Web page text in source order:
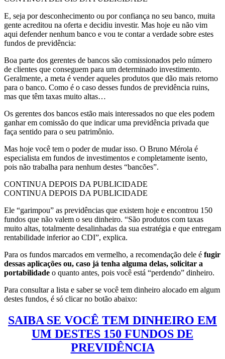
E, seja por desconhecimento ou por confiança no seu banco, muita
gente acreditou na oferta e decidiu investir. Mas hoje eu não vim
aqui defender nenhum banco e vou te contar a verdade sobre estes
fundos de previdência:
Boa parte dos gerentes de bancos são comissionados pelo número
de clientes que conseguem para um determinado investimento.
Geralmente, a meta é vender aqueles produtos que dão mais retorno
para o banco. Como é o caso desses fundos de previdência ruins,
mas que têm taxas muito altas…
Os gerentes dos bancos estão mais interessados no que eles podem
ganhar em comissão do que indicar uma previdência privada que
faça sentido para o seu patrimônio.
Mas hoje você tem o poder de mudar isso. O Bruno Mérola é
especialista em fundos de investimentos e completamente isento,
pois não trabalha para nenhum destes “bancões”.
CONTINUA DEPOIS DA PUBLICIDADE
CONTINUA DEPOIS DA PUBLICIDADE
Ele “garimpou” as previdências que existem hoje e encontrou 150
fundos que não valem o seu dinheiro. “São produtos com taxas
muito altas, totalmente desalinhadas da sua estratégia e que entregam
rentabilidade inferior ao CDI”, explica.
Para os fundos marcados em vermelho, a recomendação dele é fugir
dessas aplicações ou, caso já tenha alguma delas, solicitar a
portabilidade o quanto antes, pois você está “perdendo” dinheiro.
Para consultar a lista e saber se você tem dinheiro alocado em algum
destes fundos, é só clicar no botão abaixo:
SAIBA SE VOCÊ TEM DINHEIRO EM
UM DESTES 150 FUNDOS DE
PREVIDÊNCIA